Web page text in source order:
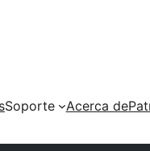
Soporte Acerca de